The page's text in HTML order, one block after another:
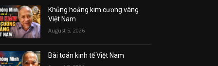
Khủng hoảng kim cương vàng
Việt Nam
August 5, 2026
Bài toán kinh tế Việt Nam